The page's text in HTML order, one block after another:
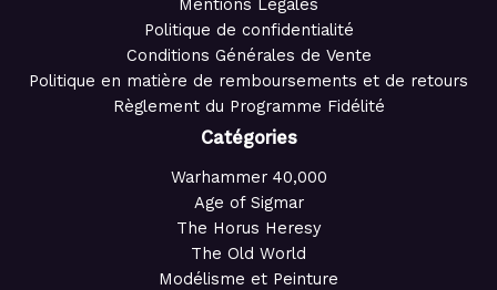
Mentions Légales
Politique de confidentialité
Conditions Générales de Vente
Politique en matière de remboursements et de retours
Règlement du Programme Fidélité
Catégories
Warhammer 40,000
Age of Sigmar
The Horus Heresy
The Old World
Modélisme et Peinture